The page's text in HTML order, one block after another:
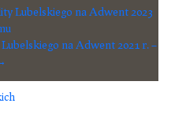
Lubelskiego na Adwent 2023
na Adwent 2021 r. –